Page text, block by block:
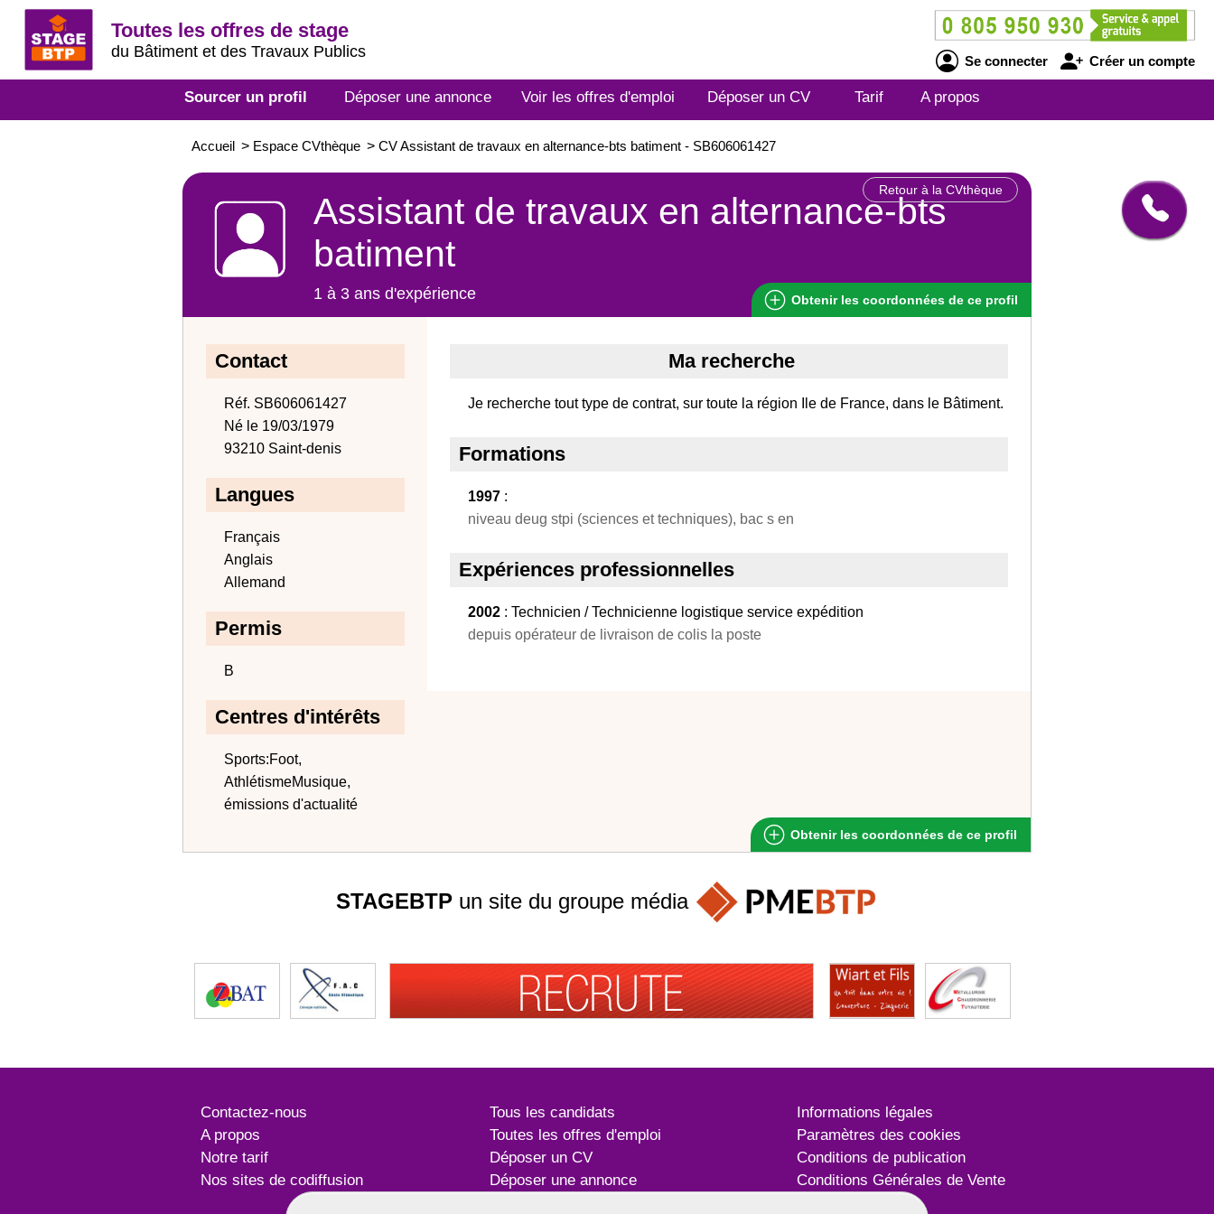
Toutes les offres de stage
du Bâtiment et des Travaux Publics
Se connecter Créer un compte
Sourcer un profil Déposer une annonce Voir les offres d'emploi Déposer un CV Tarif A propos
Accueil > Espace CVthèque > CV Assistant de travaux en alternance-bts batiment - SB606061427
Retour à la CVthèque
Assistant de travaux en alternance-bts
batiment
1 à 3 ans d'expérience Obtenir les coordonnées de ce profil
Contact
Réf. SB606061427
Né le 19/03/1979
93210 Saint-denis
Langues
Français
Anglais
Allemand
Permis
B
Centres d'intérêts
Sports:Foot,
AthlétismeMusique,
émissions d'actualité
Ma recherche
Je recherche tout type de contrat, sur toute la région Ile de France, dans le Bâtiment.
Formations
1997 :
niveau deug stpi (sciences et techniques), bac s en
Expériences professionnelles
2002 : Technicien / Technicienne logistique service expédition
depuis opérateur de livraison de colis la poste
Obtenir les coordonnées de ce profil
STAGEBTP un site du groupe média
Contactez-nous
A propos
Notre tarif
Nos sites de codiffusion
Tous les candidats
Toutes les offres d'emploi
Déposer un CV
Déposer une annonce
Informations légales
Paramètres des cookies
Conditions de publication
Conditions Générales de Vente